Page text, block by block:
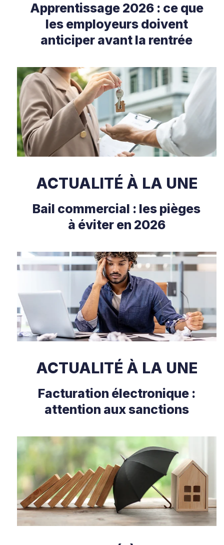
Apprentissage 2026 : ce que
les employeurs doivent
anticiper avant la rentrée
ACTUALITÉ À LA UNE
Bail commercial : les pièges
à éviter en 2026
ACTUALITÉ À LA UNE
Facturation électronique :
attention aux sanctions